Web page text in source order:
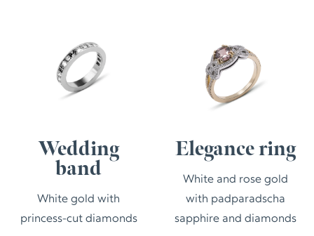
Wedding
band
White gold with
princess-cut diamonds
Elegance ring
White and rose gold
with padparadscha
sapphire and diamonds